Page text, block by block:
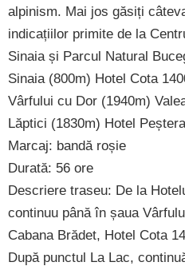
alpinism. Mai jos găsiți
indicațiilor primite de la
Sinaia și Parcul Natural
Sinaia (800m) Hotel Cota
Vârfului cu Dor (1940m)
Lăptici (1830m) Hotel
Marcaj: bandă roșie
Durată: 56 ore
Descriere traseu: De la
continuu până în șaua
Cabana Brădet, Hotel Cota
După punctul La Lac,